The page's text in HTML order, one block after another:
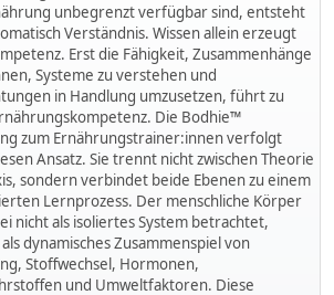
unbegrenzt verfügbar sind, entsteht
Verständnis. Wissen allein erzeugt
Erst die Fähigkeit, Zusammenhänge
Systeme zu verstehen und
in Handlung umzusetzen, führt zu
Die Bodhie™
zum Ernährungstrainer:innen verfolgt
Ansatz. Sie trennt nicht zwischen Theorie
sondern verbindet beide Ebenen zu einem
Lernprozess. Der menschliche Körper
nicht als isoliertes System betrachtet,
dynamisches Zusammenspiel von
Stoffwechsel, Hormonen,
und Umweltfaktoren. Diese